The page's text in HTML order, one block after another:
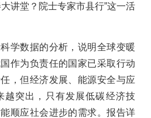
讲堂？院士专家市县行”这一活
学数据的分析，说明全球变暖
作为负责任的国家已采取行动
，但经济发展、能源安全与应
越突出，只有发展低碳经济技
顺应社会进步的需求。报告详